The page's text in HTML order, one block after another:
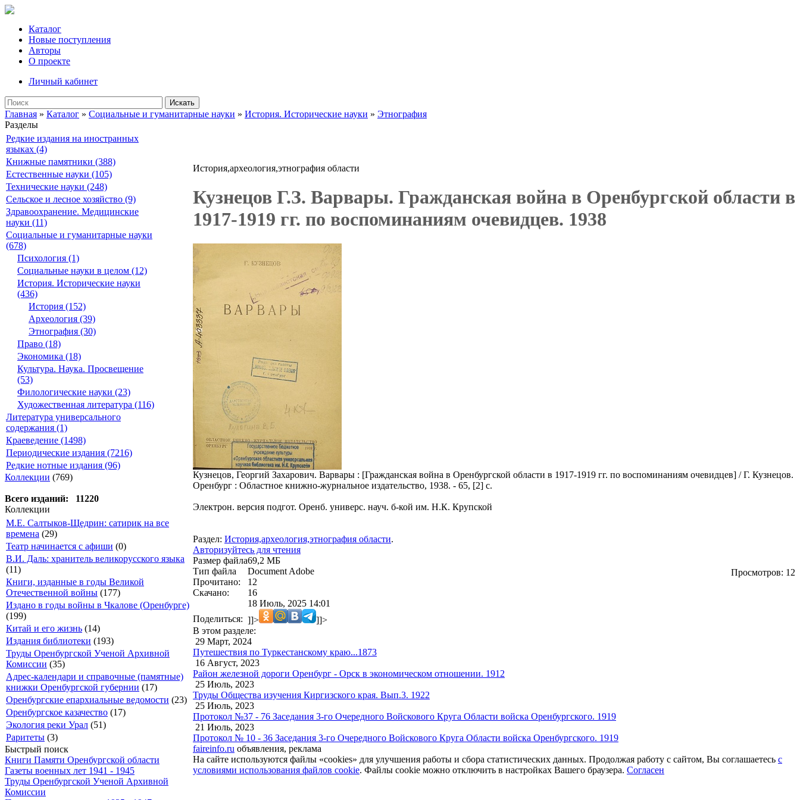
Каталог
Новые поступления
Авторы
О проекте
Личный кабинет
Искать
Главная » Каталог » Социальные и гуманитарные науки » История. Исторические науки » Этнография
Разделы
Редкие издания на иностранных
языках (4)
Книжные памятники (388)
Естественные науки (105)
Технические науки (248)
Сельское и лесное хозяйство (9)
Здравоохранение. Медицинские
науки (11)
Социальные и гуманитарные науки
(678)
Психология (1)
Социальные науки в целом (12)
История. Исторические науки
(436)
История (152)
Археология (39)
Этнография (30)
Право (18)
Экономика (18)
Культура. Наука. Просвещение
(53)
Филологические науки (23)
Художественная литература (116)
Литература универсального
содержания (1)
Краеведение (1498)
Периодические издания (7216)
Редкие нотные издания (96)
Коллекции (769)
Всего изданий: 11220
Коллекции
М.Е. Салтыков-Щедрин: сатирик на все
времена (29)
Театр начинается с афиши (0)
В.И. Даль: хранитель великорусского языка
(11)
Книги, изданные в годы Великой
Отечественной войны (177)
Издано в годы войны в Чкалове (Оренбурге)
(199)
Китай и его жизнь (14)
Издания библиотеки (193)
Труды Оренбургской Ученой Архивной
Комиссии (35)
Адрес-календари и справочные (памятные)
книжки Оренбургской губернии (17)
Оренбургские епархиальные ведомости (23)
Оренбургское казачество (17)
Экология реки Урал (51)
Раритеты (3)
Быстрый поиск
Книги Памяти Оренбургской области
Газеты военных лет 1941 - 1945
Труды Оренбургской Ученой Архивной
Комиссии
История,археология,этнография области
Кузнецов Г.З. Варвары. Гражданская война в Оренбургской области в
1917-1919 гг. по воспоминаниям очевидцев. 1938
Кузнецов, Георгий Захарович. Варвары : [Гражданская война в Оренбургской области в 1917-1919 гг. по воспоминаниям очевидцев] / Г. Кузнецов.
Оренбург : Областное книжно-журнальное издательство, 1938. - 65, [2] с.
Электрон. версия подгот. Оренб. универс. науч. б-кой им. Н.К. Крупской
Раздел: История,археология,этнография области.
Авторизуйтесь для чтения
Просмотров: 12
Размер файла69,2 МБ
Тип файла
Document Adobe
Прочитано:
12
Скачано:
16
18 Июль, 2025 14:01
Поделиться: ]]>
]]>
В этом разделе:
29 Март, 2024
Путешествия по Туркестанскому краю...1873
16 Август, 2023
Район железной дороги Оренбург - Орск в экономическом отношении. 1912
25 Июль, 2023
Труды Общества изучения Киргизского края. Вып.3. 1922
25 Июль, 2023
Протокол №37 - 76 Заседания 3-го Очередного Войскового Круга Области войска Оренбургского. 1919
21 Июль, 2023
Протокол № 10 - 36 Заседания 3-го Очередного Войскового Круга Области войска Оренбургского. 1919
faireinfo.ru объявления, реклама
На сайте используются файлы «cookies» для улучшения работы и сбора статистических данных. Продолжая работу с сайтом, Вы соглашаетесь с
условиями использования файлов cookie. Файлы cookie можно отключить в настройках Вашего браузера. Согласен